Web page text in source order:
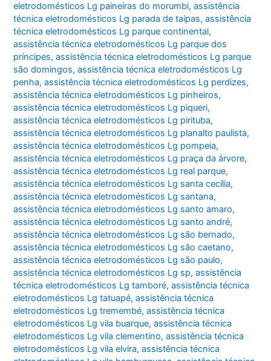
eletrodomésticos Lg paineiras do morumbi,assistência
técnica eletrodomésticos Lg parada de taipas,assistência
técnica eletrodomésticos Lg parque continental,
assistência técnica eletrodomésticos Lg parque dos
príncipes,assistência técnica eletrodomésticos Lg parque
são domingos,assistência técnica eletrodomésticos Lg
penha,assistência técnica eletrodomésticos Lg perdizes,
assistência técnica eletrodomésticos Lg pinheiros,
assistência técnica eletrodomésticos Lg piqueri,
assistência técnica eletrodomésticos Lg pirituba,
assistência técnica eletrodomésticos Lg planalto paulista,
assistência técnica eletrodomésticos Lg pompeia,
assistência técnica eletrodomésticos Lg praça da árvore,
assistência técnica eletrodomésticos Lg real parque,
assistência técnica eletrodomésticos Lg santa cecília,
assistência técnica eletrodomésticos Lg santana,
assistência técnica eletrodomésticos Lg santo amaro,
assistência técnica eletrodomésticos Lg santo andré,
assistência técnica eletrodomésticos Lg são bernado,
assistência técnica eletrodomésticos Lg são caetano,
assistência técnica eletrodomésticos Lg são paulo,
assistência técnica eletrodomésticos Lg sp,assistência
técnica eletrodomésticos Lg tamboré,assistência técnica
eletrodomésticos Lg tatuapé,assistência técnica
eletrodomésticos Lg tremembé,assistência técnica
eletrodomésticos Lg vila buarque,assistência técnica
eletrodomésticos Lg vila clementino,assistência técnica
eletrodomésticos Lg vila elvira,assistência técnica